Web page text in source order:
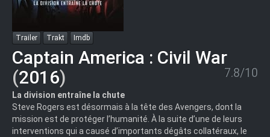
Trailer Trakt Imdb
Captain America : Civil War
(2016) 7.8/10
La division entraîne la chute
Steve Rogers est désormais à la tête des Avengers, dont la
mission est de protéger l’humanité. À la suite d’une de leurs
interventions qui a causé d’importants dégâts collatéraux, le